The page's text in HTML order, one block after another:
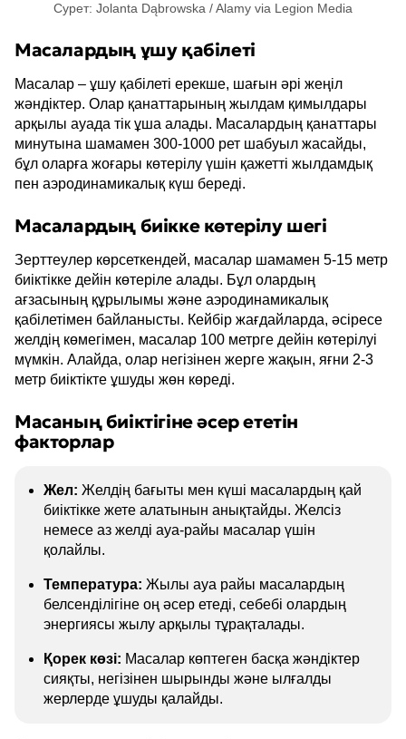
Сурет: Jolanta Dąbrowska / Alamy via Legion Media
Масалардың ұшу қабілеті
Масалар – ұшу қабілеті ерекше, шағын әрі жеңіл
жәндіктер. Олар қанаттарының жылдам қимылдары
арқылы ауада тік ұша алады. Масалардың қанаттары
минутына шамамен 300-1000 рет шабуыл жасайды,
бұл оларға жоғары көтерілу үшін қажетті жылдамдық
пен аэродинамикалық күш береді.
Масалардың биікке көтерілу шегі
Зерттеулер көрсеткендей, масалар шамамен 5-15 метр
биіктікке дейін көтеріле алады. Бұл олардың
ағзасының құрылымы және аэродинамикалық
қабілетімен байланысты. Кейбір жағдайларда, әсіресе
желдің көмегімен, масалар 100 метрге дейін көтерілуі
мүмкін. Алайда, олар негізінен жерге жақын, яғни 2-3
метр биіктікте ұшуды жөн көреді.
Масаның биіктігіне әсер ететін
факторлар
Жел: Желдің бағыты мен күші масалардың қай
биіктікке жете алатынын анықтайды. Желсіз
немесе аз желді ауа-райы масалар үшін
қолайлы.
Температура: Жылы ауа райы масалардың
белсенділігіне оң әсер етеді, себебі олардың
энергиясы жылу арқылы тұрақталады.
Қорек көзі: Масалар көптеген басқа жәндіктер
сияқты, негізінен шырынды және ылғалды
жерлерде ұшуды қалайды.